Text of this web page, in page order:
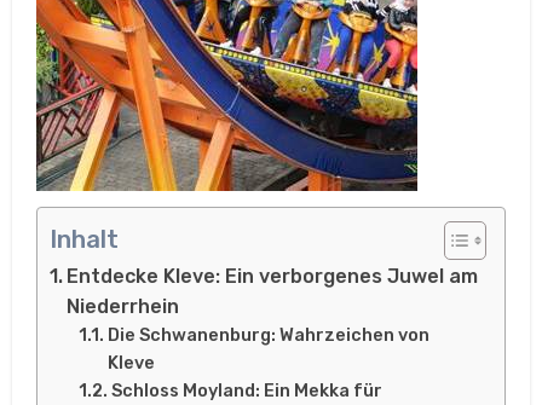
Inhalt
Entdecke Kleve: Ein verborgenes Juwel am
Niederrhein
Die Schwanenburg: Wahrzeichen von
Kleve
Schloss Moyland: Ein Mekka für